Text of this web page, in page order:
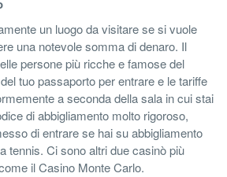
un luogo da visitare se si vuole
una notevole somma di denaro. Il
persone più ricche e famose del
tuo passaporto per entrare e le tariffe
a seconda della sala in cui stai
di abbigliamento molto rigoroso,
di entrare se hai su abbigliamento
tennis. Ci sono altri due casinò più
il Casino Monte Carlo.